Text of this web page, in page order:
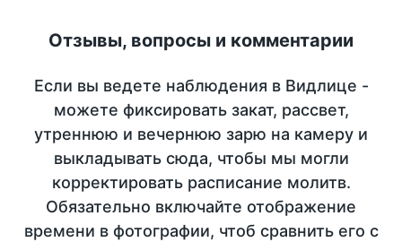
Отзывы, вопросы и комментарии
Если вы ведете наблюдения в Видлице -
можете фиксировать закат, рассвет,
утреннюю и вечернюю зарю на камеру и
выкладывать сюда, чтобы мы могли
корректировать расписание молитв.
Обязательно включайте отображение
времени в фотографии, чтоб сравнить его с